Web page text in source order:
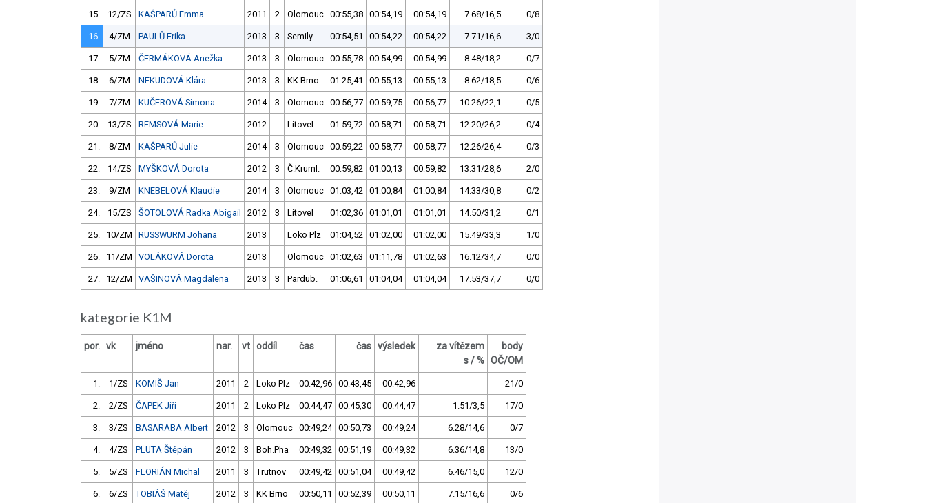
15. 12/ZS KAŠPARŮ Emma 2011 2 Olomouc 00:55,38 00:54,19 00:54,19 7.68/16,5 0/8
16. 4/ZM PAULŮ Erika 2013 3 Semily 00:54,51 00:54,22 00:54,22 7.71/16,6 3/0
17. 5/ZM ČERMÁKOVÁ Anežka 2013 3 Olomouc 00:55,78 00:54,99 00:54,99 8.48/18,2 0/7
18. 6/ZM NEKUDOVÁ Klára 2013 3 KK Brno 01:25,41 00:55,13 00:55,13 8.62/18,5 0/6
19. 7/ZM KUČEROVÁ Simona 2014 3 Olomouc 00:56,77 00:59,75 00:56,77 10.26/22,1 0/5
20. 13/ZS REMSOVÁ Marie 2012 Litovel 01:59,72 00:58,71 00:58,71 12.20/26,2 0/4
21. 8/ZM KAŠPARŮ Julie 2014 3 Olomouc 00:59,22 00:58,77 00:58,77 12.26/26,4 0/3
22. 14/ZS MYŠKOVÁ Dorota 2012 3 Č.Kruml. 00:59,82 01:00,13 00:59,82 13.31/28,6 2/0
23. 9/ZM KNEBELOVÁ Klaudie 2014 3 Olomouc 01:03,42 01:00,84 01:00,84 14.33/30,8 0/2
24. 15/ZS ŠOTOLOVÁ Radka Abigail 2012 3 Litovel 01:02,36 01:01,01 01:01,01 14.50/31,2 0/1
25. 10/ZM RUSSWURM Johana 2013 Loko Plz 01:04,52 01:02,00 01:02,00 15.49/33,3 1/0
26. 11/ZM VOLÁKOVÁ Dorota 2013 Olomouc 01:02,63 01:11,78 01:02,63 16.12/34,7 0/0
27. 12/ZM VAŠINOVÁ Magdalena 2013 3 Pardub. 01:06,61 01:04,04 01:04,04 17.53/37,7 0/0
kategorie K1M
por. vk jméno nar. vt oddíl čas čas výsledek
za vítězem
s / %
body
OČ/OM
1. 1/ZS KOMIŠ Jan 2011 2 Loko Plz 00:42,96 00:43,45 00:42,96 21/0
2. 2/ZS ČAPEK Jiří 2011 2 Loko Plz 00:44,47 00:45,30 00:44,47 1.51/3,5 17/0
3. 3/ZS BASARABA Albert 2012 3 Olomouc 00:49,24 00:50,73 00:49,24 6.28/14,6 0/7
4. 4/ZS PLUTA Štěpán 2012 3 Boh.Pha 00:49,32 00:51,19 00:49,32 6.36/14,8 13/0
5. 5/ZS FLORIÁN Michal 2011 3 Trutnov 00:49,42 00:51,04 00:49,42 6.46/15,0 12/0
6. 6/ZS TOBIÁŠ Matěj 2012 3 KK Brno 00:50,11 00:52,39 00:50,11 7.15/16,6 0/6